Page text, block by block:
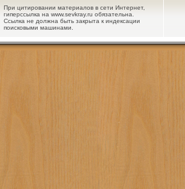
При цитировании материалов в сети Интернет,
гиперссылка на www.sevkray.ru обязательна.
Ссылка не должна быть закрыта к индексации
поисковыми машинами.